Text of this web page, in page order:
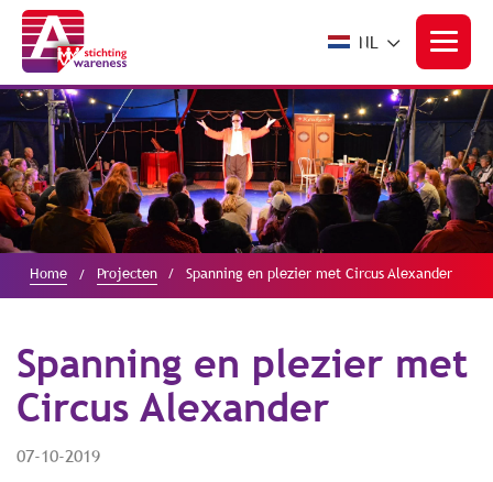
NL
Home Projecten Spanning en plezier met Circus Alexander
Spanning en plezier met
Circus Alexander
07-10-2019